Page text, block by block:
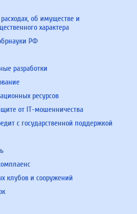
об имуществе и
характера
РФ
разработки
ресурсов
от IT-мошенничества
с государственной поддержкой
клубов и сооружений